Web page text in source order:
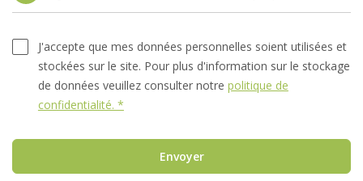
J'accepte que mes données personnelles soient utilisées et
stockées sur le site. Pour plus d'information sur le stockage
de données veuillez consulter notre politique de
confidentialité. *
Envoyer